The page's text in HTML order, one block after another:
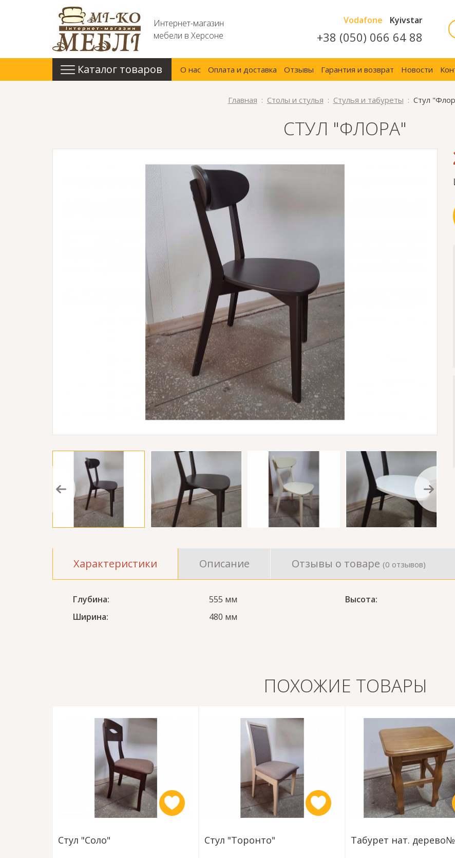
Интернет-магазин
мебели в Херсоне
Vodafone Kyivstar
+38 (050) 066 64 88
Каталог товаров О нас Оплата и доставка Отзывы Гарантия и возврат Новости
Главная Столы и стулья Стулья и табуреты Стул
СТУЛ "ФЛОРА"
Характеристики Описание Отзывы о товаре (0 отзывов)
Глубина: 555 мм Высота:
Ширина:
480 мм
ПОХОЖИЕ ТОВАРЫ
Стул "Соло" Стул "Торонто" Табурет нат.